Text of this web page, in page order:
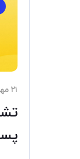
۲۱ مهر ۱۴۰۳